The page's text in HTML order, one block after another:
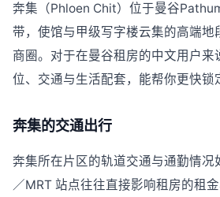
奔集（Phloen Chit）位于曼谷
带，使馆与甲级写字楼云集的高端地
商圈。对于在曼谷租房的中文用户来
位、交通与生活配套，能帮你更快锁
奔集的交通出行
奔集所在片区的轨道交通与通勤情况
／MRT 站点往往直接影响租房的租金